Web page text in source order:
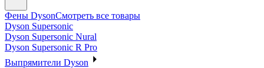
Фены DysonСмотреть все товары
Dyson Supersonic
Dyson Supersonic Nural
Dyson Supersonic R Pro
Выпрямители Dyson